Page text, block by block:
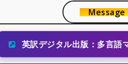
Message
英訳デジタル出版：多言語